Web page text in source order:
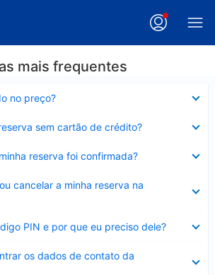
mais frequentes
no preço?
sem cartão de crédito?
reserva foi confirmada?
cancelar a minha reserva na
PIN e por que eu preciso dele?
os dados de contato da